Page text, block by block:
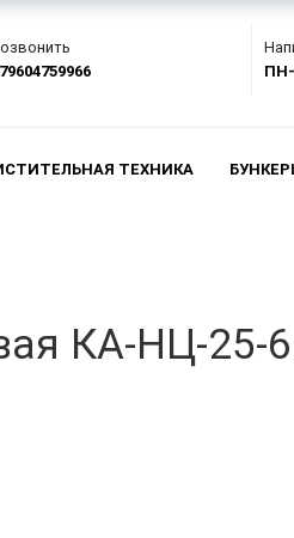
ПН-
ТЕХНИКА
КА-НЦ-25-